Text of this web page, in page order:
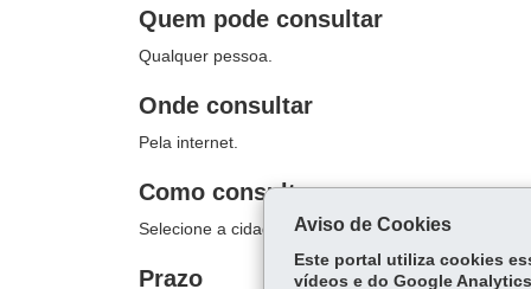
Quem pode consultar
Qualquer pessoa.
Onde consultar
Pela internet.
Como consultar
Selecione a cidade e confira a disponibilidade de
Prazo
Aviso de Cookies
Este portal utiliza cookies
vídeos e do Google